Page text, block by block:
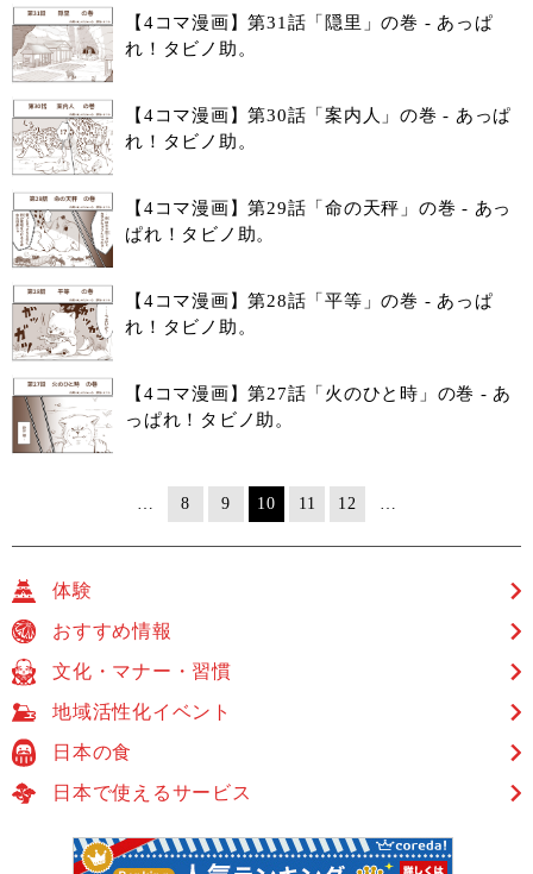
【4コマ漫画】第31話「隠里」の巻 - あっぱ
れ！タビノ助。
【4コマ漫画】第30話「案内人」の巻 - あっぱ
れ！タビノ助。
【4コマ漫画】第29話「命の天秤」の巻 - あっ
ぱれ！タビノ助。
【4コマ漫画】第28話「平等」の巻 - あっぱ
れ！タビノ助。
【4コマ漫画】第27話「火のひと時」の巻 - あ
っぱれ！タビノ助。
… 8 9 10 11 12 …
体験
おすすめ情報
文化・マナー・習慣
地域活性化イベント
日本の食
日本で使えるサービス